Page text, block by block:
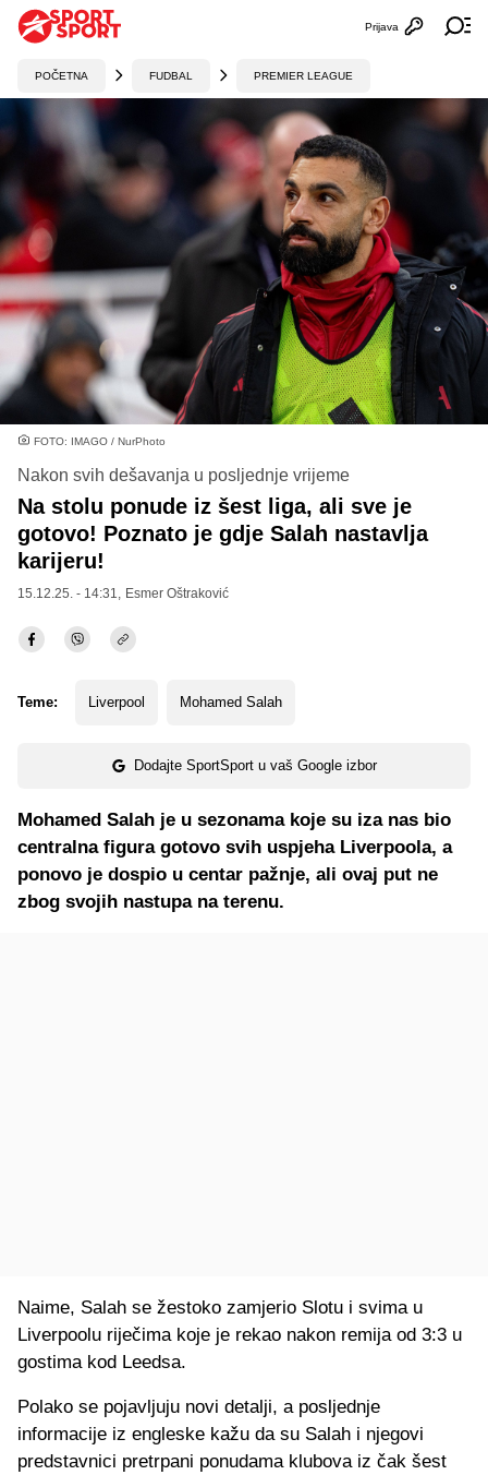
Otvori
Prijava
POČETNA FUDBAL PREMIER LEAGUE
FOTO: IMAGO / NurPhoto
Nakon svih dešavanja u posljednje vrijeme
Na stolu ponude iz šest liga, ali sve je
gotovo! Poznato je gdje Salah nastavlja
karijeru!
15.12.25. - 14:31, Esmer Oštraković
Teme: Liverpool Mohamed Salah
Dodajte SportSport u vaš Google izbor
Mohamed Salah je u sezonama koje su iza nas bio
centralna figura gotovo svih uspjeha Liverpoola, a
ponovo je dospio u centar pažnje, ali ovaj put ne
zbog svojih nastupa na terenu.
Naime, Salah se žestoko zamjerio Slotu i svima u
Liverpoolu riječima koje je rekao nakon remija od 3:3 u
gostima kod Leedsa.
Polako se pojavljuju novi detalji, a posljednje
informacije iz engleske kažu da su Salah i njegovi
predstavnici pretrpani ponudama klubova iz čak šest